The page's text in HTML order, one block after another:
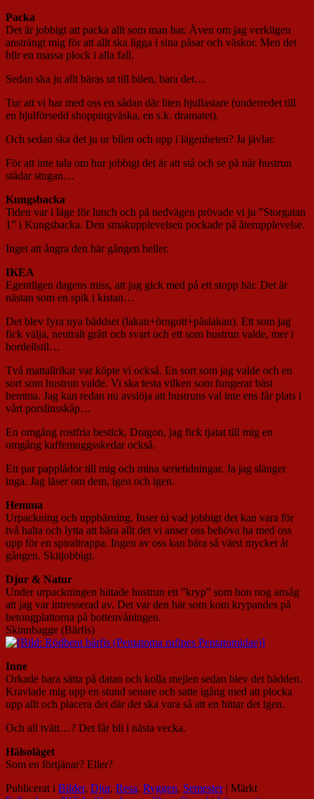
Packa
Det är jobbigt att packa allt som man har. Även om jag verkligen
ansträngt mig för att allt ska ligga i sina påsar och väskor. Men det
blir en massa plock i alla fall.
Sedan ska ju allt bäras ut till bilen, bara det…
Tur att vi har med oss en sådan där liten hjullastare (underredet till
en hjulförsedd shoppingväska, en s.k. dramatet).
Och sedan ska det ju ur bilen och upp i lägenheten? Ja jävlar.
För att inte tala om hur jobbigt det är att stå och se på när hustrun
städar stugan…
Kungsbacka
Tiden var i läge för lunch och på nedvägen prövade vi ju ”Storgatan
1” i Kungsbacka. Den smakupplevelsen pockade på återupplevelse.
Inget att ångra den här gången heller.
IKEA
Egentligen dagens miss, att jag gick med på ett stopp här. Det är
nästan som en spik i kistan…
Det blev fyra nya bäddset (lakan+örngott+påslakan). Ett som jag
fick välja, neutralt grått och svart och ett som hustrun valde, mer i
bordellstil…
Två mattallrikar var köpte vi också. En sort som jag valde och en
sort som hustrun valde. Vi ska testa vilken som fungerar bäst
hemma. Jag kan redan nu avslöja att hustruns val inte ens får plats i
vårt porslinsskåp…
En omgång rostfria bestick, Dragon, jag fick tjatat till mig en
omgång kaffemuggsskedar också.
Ett par papplådor till mig och mina serietidningar. Ja jag slänger
inga. Jag läser om dem, igen och igen.
Hemma
Urpackning och uppbärning. Inser ni vad jobbigt det kan vara för
två halta och lytta att bära allt det vi anser oss behöva ha med oss
upp för en spiraltrappa. Ingen av oss kan bära så värst mycket åt
gången. Skitjobbigt.
Djur & Natur
Under urpackningen hittade hustrun ett ”kryp” som hon nog ansåg
att jag var intresserad av. Det var den här som kom krypandes på
betongplattorna på bottenvåningen.
Skinnbagge (Bärfis)
Inne
Orkade bara sätta på datan och kolla mejlen sedan blev det bädden.
Kravlade mig upp en stund senare och satte igång med att plocka
upp allt och placera det där det ska vara så att en hittar det igen.
Och all tvätt…? Det får bli i nästa vecka.
Hälsoläget
Som en förtjänar? Eller?
Publicerat i Bilder, Djur, Resa, Ryggen, Semester | Märkt